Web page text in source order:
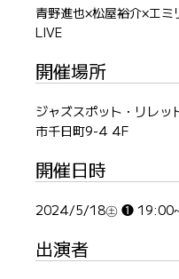
青野進也×松屋裕介×エ
LIVE
開催場所
ジャズスポット・リレ
市千日町9-4 4F
開催日時
2024/5/18㊏ ❶
出演者